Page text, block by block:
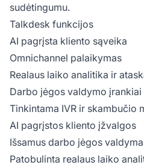
sudėtingumu.
Talkdesk funkcijos
AI pagrįsta kliento sąveika
Omnichannel palaikymas
Realaus laiko analitika ir
Darbo jėgos valdymo įrankiai
Tinkintama IVR ir skambučio
AI pagrįstos kliento įžvalgos
Išsamus darbo jėgos
Patobulinta realaus laiko